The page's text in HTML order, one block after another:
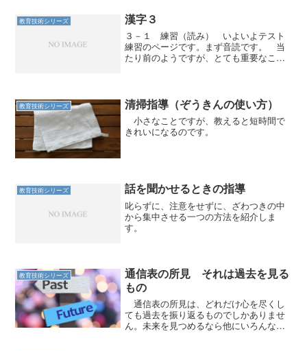
教育技術シリーズ 漢字３
３－１ 練習（読み） いよいよテスト
練習のページです。まず音読です。 当
たり前のようですが、とても重要なこと
す。 ①教師の後につい...
教育技術シリーズ 清掃指導（ぞうきんの使い方）
小さなことですが、教えると短時間で
きれいになるのです。
教育技術シリーズ 話を聞かせるときの指導
叱らずに、注意をせずに、ざわつきの中
から集中させる一つの方法を紹介しま
す。
教育技術シリーズ
通信表の所見 それは過去を見る
もの
通信表の所見は、どれだけ心を尽くし
ても過去を振り返るものでしかありませ
ん。未来を見つめるなら他にいろんな方